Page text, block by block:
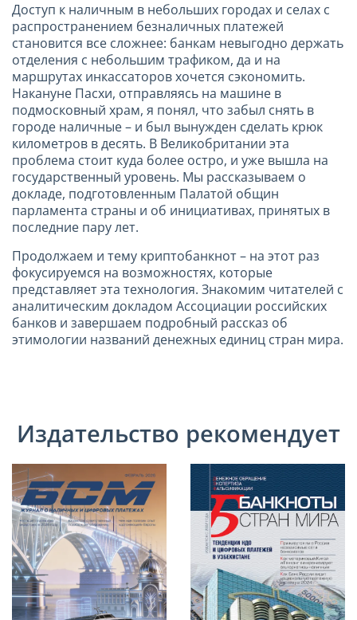
Доступ к наличным в небольших городах и селах с
распространением безналичных платежей
становится все сложнее: банкам невыгодно держать
отделения с небольшим трафиком, да и на
маршрутах инкассаторов хочется сэкономить.
Накануне Пасхи, отправляясь на машине в
подмосковный храм, я понял, что забыл снять в
городе наличные – и был вынужден сделать крюк
километров в десять. В Великобритании эта
проблема стоит куда более остро, и уже вышла на
государственный уровень. Мы рассказываем о
докладе, подготовленным Палатой общин
парламента страны и об инициативах, принятых в
последние пару лет.
Продолжаем и тему криптобанкнот – на этот раз
фокусируемся на возможностях, которые
представляет эта технология. Знакомим читателей с
аналитическим докладом Ассоциации российских
банков и завершаем подробный рассказ об
этимологии названий денежных единиц стран мира.
Издательство рекомендует